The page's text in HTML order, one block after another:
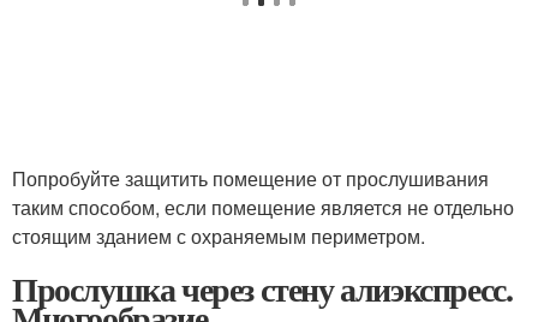
Попробуйте защитить помещение от прослушивания
таким способом, если помещение является не отдельно
стоящим зданием с охраняемым периметром.
Прослушка через стену алиэкспресс.